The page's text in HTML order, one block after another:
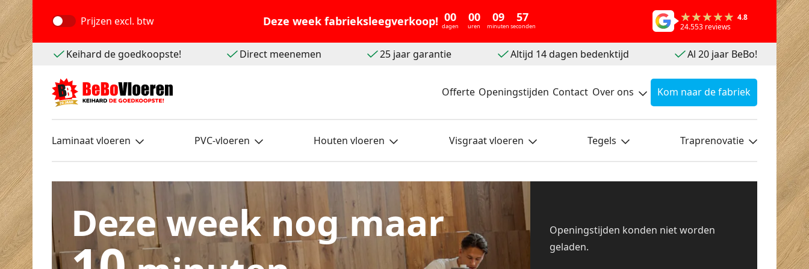
Prijzen excl. btw Deze week fabrieksleegverkoop! 00
dagen
00
uren
09
minuten
55
seconden
4.8
24.553 reviews
Keihard de goedkoopste! Direct meenemen 25 jaar garantie Altijd 14 dagen bedenktijd Al 20 jaar BeBo!
Offerte Openingstijden Contact Over ons Kom naar de fabriek
Laminaat vloeren PVC-vloeren Houten vloeren Visgraat vloeren Tegels Traprenovatie
Deze week nog maar
Openingstijden konden niet worden
geladen.